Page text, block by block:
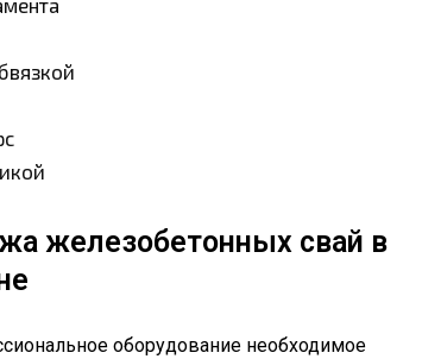
железобетонных свай в
оборудование необходимое